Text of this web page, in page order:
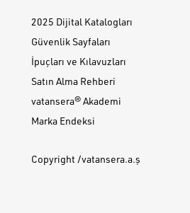
2025 Dijital Katalogları
Güvenlik Sayfaları
İpuçları ve Kılavuzları
Satın Alma Rehberi
vatansera® Akademi
Marka Endeksi
Copyright /vatansera.a.ş